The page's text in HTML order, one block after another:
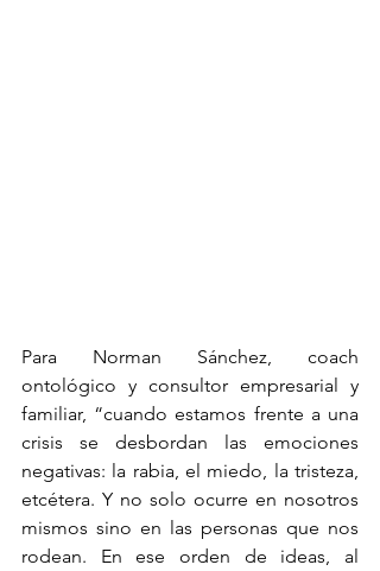
Para Norman Sánchez, coach
ontológico y consultor empresarial y
familiar, “cuando estamos frente a una
crisis se desbordan las emociones
negativas: la rabia, el miedo, la tristeza,
etcétera. Y no solo ocurre en nosotros
mismos sino en las personas que nos
rodean. En ese orden de ideas, al